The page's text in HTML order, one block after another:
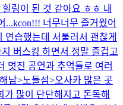
링이 된 것 같아요 ㅎㅎ 내
...kcon!!! 너무너무 즐거웠어
습했는데 서툴러서 괜찮게
버스킹 하면서 정말 즐겁고
멋진 공연과 추억들로 여러
남>노들섬>오사카 많은 곳
많이 단단해지고 돈독해